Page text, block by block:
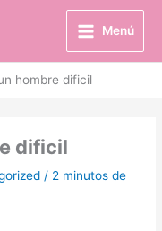
Menú
hombre dificil
dificil
/ 2 minutos de